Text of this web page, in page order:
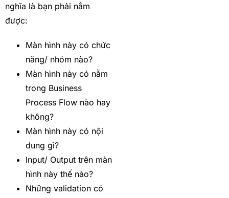
nghĩa là bạn phải nắm
được:
Màn hình này có chức
năng/ nhóm nào?
Màn hình này có nằm
trong Business
Process Flow nào hay
không?
Màn hình này có nội
dung gì?
Input/ Output trên màn
hình này thế nào?
Những validation có